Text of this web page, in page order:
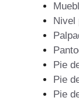
Nivel
Pie
Pie
Pie